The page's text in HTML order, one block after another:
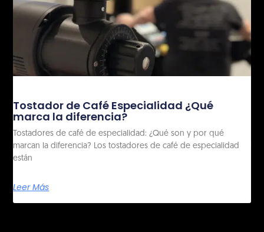
Tostador de Café Especialidad ¿Qué
marca la diferencia?
Tostadores de café de especialidad: ¿Qué son y por qué
marcan la diferencia? Los tostadores de café de especialidad
están
Leer Más